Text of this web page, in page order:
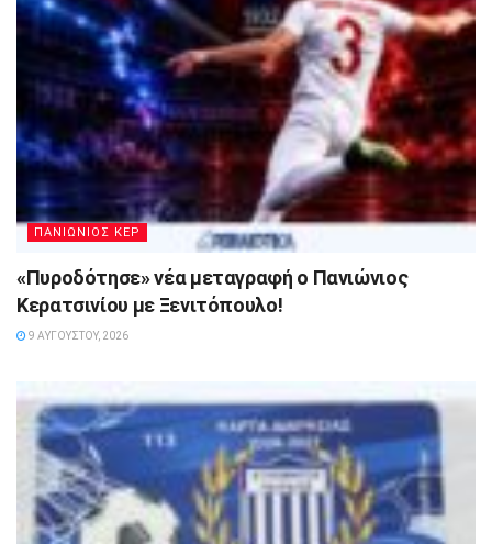
ΠΑΝΙΩΝΙΟΣ ΚΕΡ
«Πυροδότησε» νέα μεταγραφή ο Πανιώνιος
Κερατσινίου με Ξενιτόπουλο!
9 ΑΥΓΟΎΣΤΟΥ, 2026